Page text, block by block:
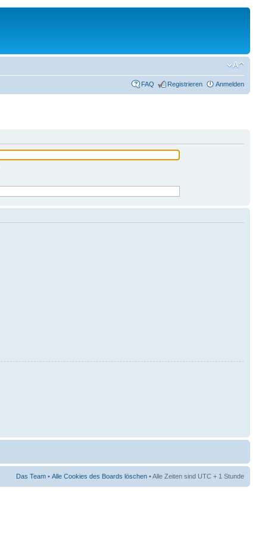
FAQ Registrieren Anmelden
Das Team • Alle Cookies des Boards löschen • Alle Zeiten sind UTC + 1 Stunde